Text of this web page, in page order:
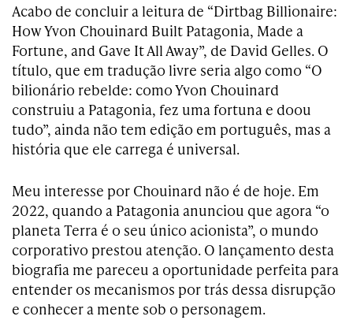
Acabo de concluir a leitura de “Dirtbag Billionaire:
How Yvon Chouinard Built Patagonia, Made a
Fortune, and Gave It All Away”, de David Gelles. O
título, que em tradução livre seria algo como “O
bilionário rebelde: como Yvon Chouinard
construiu a Patagonia, fez uma fortuna e doou
tudo”, ainda não tem edição em português, mas a
história que ele carrega é universal.
Meu interesse por Chouinard não é de hoje. Em
2022, quando a Patagonia anunciou que agora “o
planeta Terra é o seu único acionista”, o mundo
corporativo prestou atenção. O lançamento desta
biografia me pareceu a oportunidade perfeita para
entender os mecanismos por trás dessa disrupção
e conhecer a mente sob o personagem.